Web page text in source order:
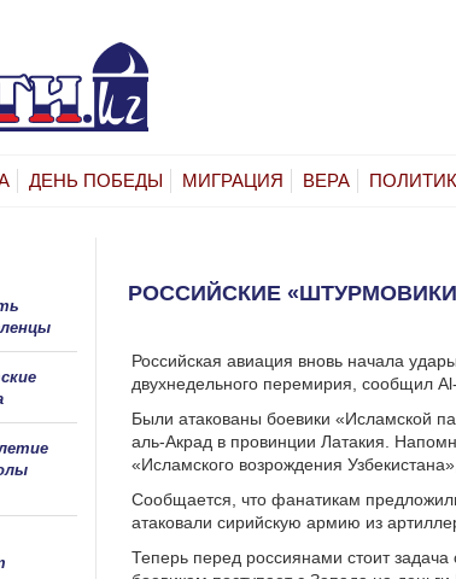
ДЕНЬ ПОБЕДЫ МИГРАЦИЯ ВЕРА
РОССИЙСКИЕ
Российская авиация вновь начала
двухнедельного перемирия, сообщил
Были атакованы боевики «Исламской
аль-Акрад в провинции Латакия.
«Исламского возрождения
Сообщается, что фанатикам
атаковали сирийскую армию из
Теперь перед россиянами стоит